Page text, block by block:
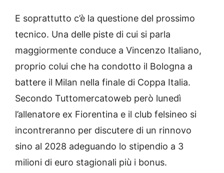
E soprattutto c’è la questione del prossimo
tecnico. Una delle piste di cui si parla
maggiormente conduce a Vincenzo Italiano,
proprio colui che ha condotto il Bologna a
battere il Milan nella finale di Coppa Italia.
Secondo Tuttomercatoweb però lunedì
l’allenatore ex Fiorentina e il club felsineo si
incontreranno per discutere di un rinnovo
sino al 2028 adeguando lo stipendio a 3
milioni di euro stagionali più i bonus.